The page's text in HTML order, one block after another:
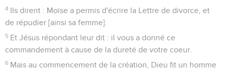
4 Ils dirent : Moïse a permis d'écrire la Lettre de divorce, et
de répudier [ainsi sa femme].
5 Et Jésus répondant leur dit : il vous a donné ce
commandement à cause de la dureté de votre coeur.
6 Mais au commencement de la création, Dieu fit un homme